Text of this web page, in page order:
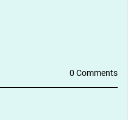
0 Comments